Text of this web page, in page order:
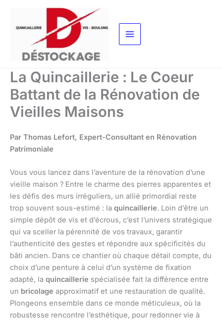
contenu
La Quincaillerie : Le Coeur
Battant de la Rénovation de
Vieilles Maisons
Par Thomas Lefort, Expert-Consultant en Rénovation
Patrimoniale
Vous vous lancez dans l’aventure de la rénovation d’une
vieille maison ? Entre le charme des pierres apparentes et
les défis des murs irréguliers, un allié primordial reste
trop souvent sous-estimé : la quincaillerie. Loin d’être un
simple dépôt de vis et d’écrous, c’est l’univers stratégique
qui va sceller la pérennité de vos travaux, garantir
l’authenticité des gestes et répondre aux spécificités du
bâti ancien. Dans ce chantier où chaque détail compte, du
choix d’une penture à celui d’un système de fixation
adapté, la quincaillerie spécialisée fait la différence entre
un bricolage approximatif et une restauration de qualité.
Plongeons ensemble dans ce monde méticuleux, où la
robustesse rencontre l’esthétique, pour redonner vie à